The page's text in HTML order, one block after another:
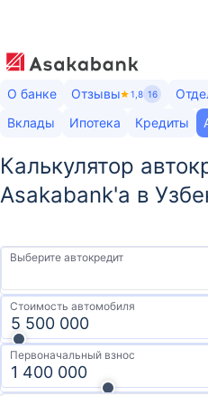
О банке Отзывы 1,8 16
Вклады Ипотека Кредиты
Калькулятор
Asakabank'а в
Выберите автокредит
Стоимость автомобиля
Первоначальный взнос